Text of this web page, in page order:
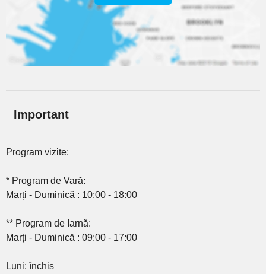
Important
Program vizite:
* Program de Vară:
Marți - Duminică : 10:00 - 18:00
** Program de Iarnă:
Marți - Duminică : 09:00 - 17:00
Luni: închis